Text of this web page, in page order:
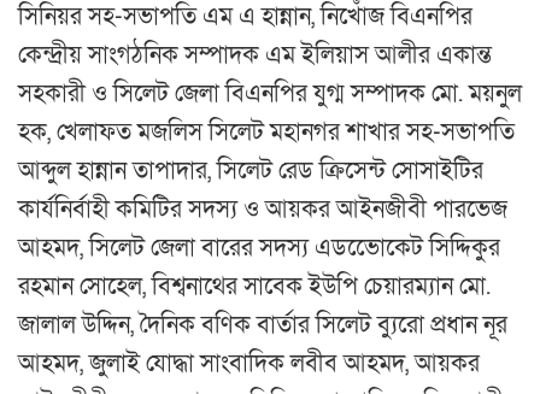
সিনিয়র সহ-সভাপতি এম এ হান্নান, নিখোঁজ বিএনপির
কেন্দ্রীয় সাংগঠনিক সম্পাদক এম ইলিয়াস আলীর একান্ত
সহকারী ও সিলেট জেলা বিএনপির যুগ্ম সম্পাদক মো. ময়নুল
হক, খেলাফত মজলিস সিলেট মহানগর শাখার সহ-সভাপতি
আব্দুল হান্নান তাপাদার, সিলেট রেড ক্রিসেন্ট সোসাইটির
কার্যনির্বাহী কমিটির সদস্য ও আয়কর আইনজীবী পারভেজ
আহমদ, সিলেট জেলা বারের সদস্য এডভেোকেট সিদ্দিকুর
রহমান সোহেল, বিশ্বনাথের সাবেক ইউপি চেয়ারম্যান মো.
জালাল উদ্দিন, দৈনিক বণিক বার্তার সিলেট ব্যুরো প্রধান নূর
আহমদ, জুলাই যোদ্ধা সাংবাদিক লবীব আহমদ, আয়কর